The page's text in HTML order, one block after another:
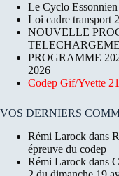
Le Cyclo Essonnien
Loi cadre transport
NOUVELLE
PROGRAMME
2026
Codep Gif/Yvette
VOS DERNIERS
Rémi Larock dans
épreuve du codep
Rémi Larock dans